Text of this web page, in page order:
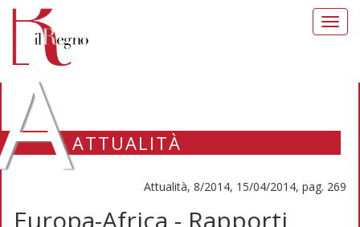
ATTUALITÀ
Attualità, 8/2014, 15/04/2014, pag. 269
Europa-Africa - Rapporti